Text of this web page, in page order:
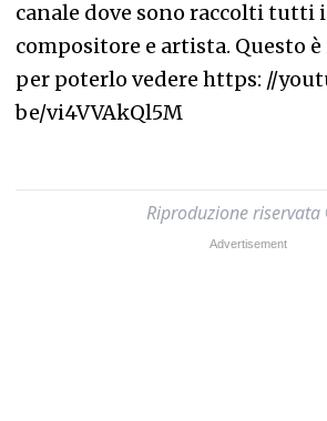
canale dove sono raccolti tutti
compositore e artista. Questo
per poterlo vedere https: //
be/vi4VVAkQl5M
Riproduzione